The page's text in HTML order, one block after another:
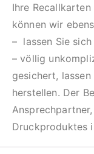
Ihre
können wir
– lassen Sie
– völlig
gesichert,
herstellen. Der
Druckproduktes